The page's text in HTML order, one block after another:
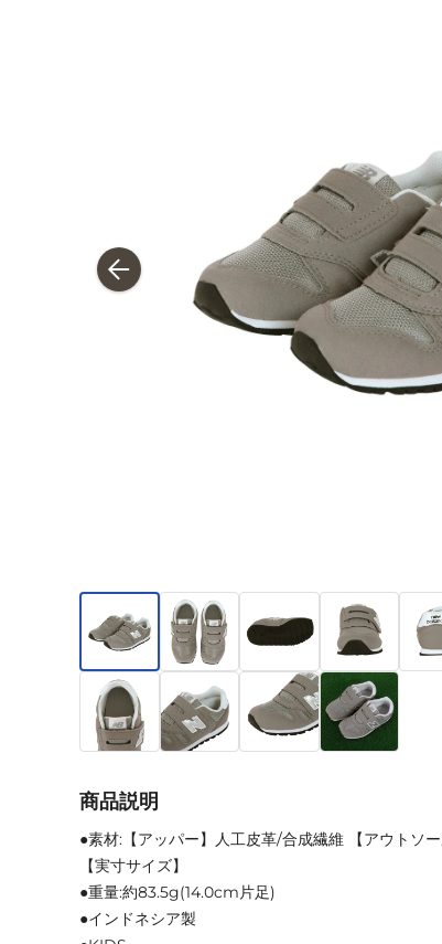
商品説明
●素材:【アッパー】人工皮革/合成繊維 【アウトソ
【実寸サイズ】
●重量:約83.5g(14.0cm片足)
●インドネシア製